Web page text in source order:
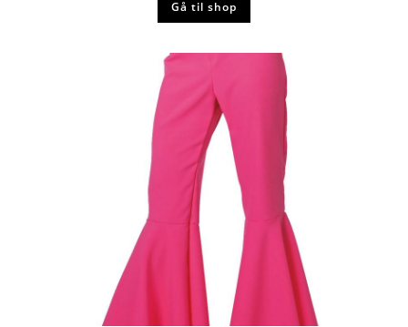
Gå til shop